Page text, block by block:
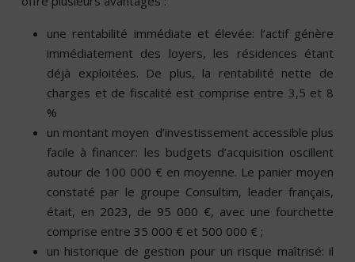
une rentabilité immédiate et élevée: l’actif génère
immédiatement des loyers, les résidences étant
déjà exploitées. De plus, la rentabilité nette de
charges et de fiscalité est comprise entre 3,5 et 8
%
un montant moyen d’investissement accessible plus
facile à financer: les budgets d’acquisition oscillent
autour de 100 000 € en moyenne. Le panier moyen
constaté par le groupe Consultim, leader français,
était, en 2023, de 95 000 €, avec une fourchette
comprise entre 35 000 € et 500 000 € ;
un historique de gestion pour un risque maîtrisé: il